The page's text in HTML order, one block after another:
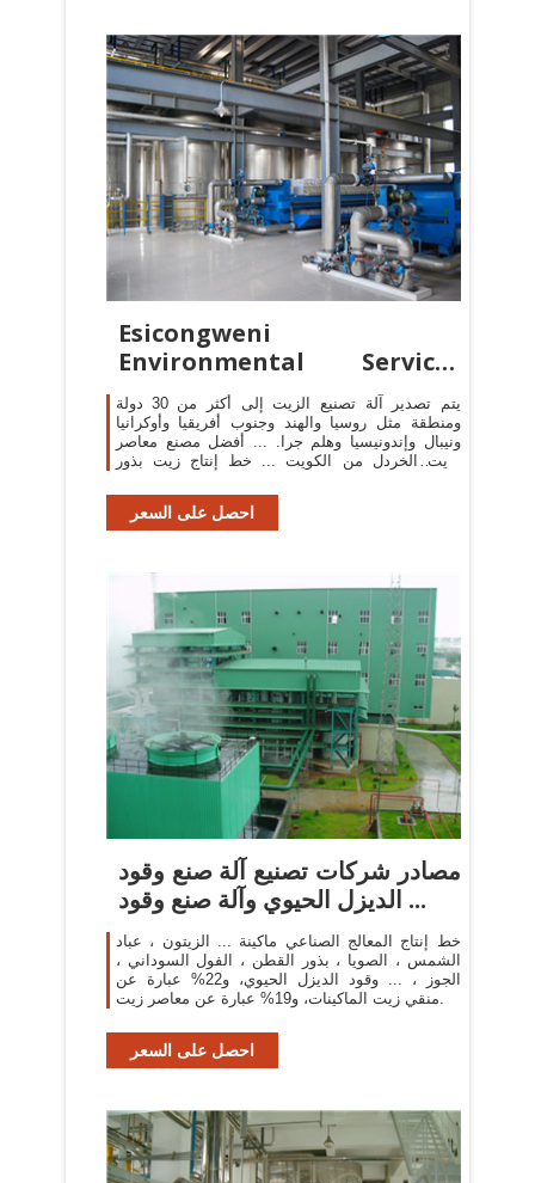
Esicongweni
Environmental Services
(EES)
يتم تصدير آلة تصنيع الزيت إلى أكثر من 30 دولة
ومنطقة مثل روسيا والهند وجنوب أفريقيا وأوكرانيا
ونيبال وإندونيسيا وهلم جرا. ... أفضل مصنع معاصر
لزيت الخردل من الكويت ... خط إنتاج زيت بذور
احصل على السعر
مصادر شركات تصنيع آلة صنع وقود
الديزل الحيوي وآلة صنع وقود ...
خط إنتاج المعالج الصناعي ماكينة ... الزيتون ، عباد
الشمس ، الصويا ، بذور القطن ، الفول السوداني ،
الجوز ، ... وقود الديزل الحيوي، و22% عبارة عن
منقي زيت الماكينات، و19% عبارة عن معاصر زيت.
احصل على السعر